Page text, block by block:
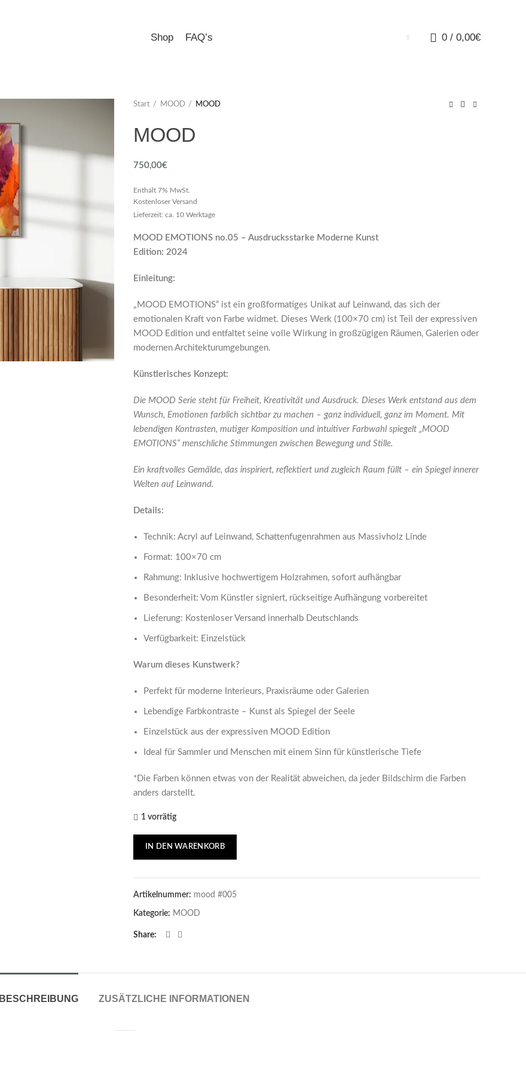
Shop FAQ’s 0 / 0,00€
Start MOOD MOOD
MOOD
750,00€
Enthält 7% MwSt.
Kostenloser Versand
Lieferzeit: ca. 10 Werktage
MOOD EMOTIONS no.05 – Ausdrucksstarke Moderne Kunst
Edition: 2024
Einleitung:
„MOOD EMOTIONS“ ist ein großformatiges Unikat auf Leinwand, das sich der
emotionalen Kraft von Farbe widmet. Dieses Werk (100×70 cm) ist Teil der expressiven
MOOD Edition und entfaltet seine volle Wirkung in großzügigen Räumen, Galerien oder
modernen Architekturumgebungen.
Künstlerisches Konzept:
Die MOOD Serie steht für Freiheit, Kreativität und Ausdruck. Dieses Werk entstand aus dem
Wunsch, Emotionen farblich sichtbar zu machen – ganz individuell, ganz im Moment. Mit
lebendigen Kontrasten, mutiger Komposition und intuitiver Farbwahl spiegelt „MOOD
EMOTIONS“ menschliche Stimmungen zwischen Bewegung und Stille.
Ein kraftvolles Gemälde, das inspiriert, reflektiert und zugleich Raum füllt – ein Spiegel innerer
Welten auf Leinwand.
Details:
Technik: Acryl auf Leinwand, Schattenfugenrahmen aus Massivholz Linde
Format: 100×70 cm
Rahmung: Inklusive hochwertigem Holzrahmen, sofort aufhängbar
Besonderheit: Vom Künstler signiert, rückseitige Aufhängung vorbereitet
Lieferung: Kostenloser Versand innerhalb Deutschlands
Verfügbarkeit: Einzelstück
Warum dieses Kunstwerk?
Perfekt für moderne Interieurs, Praxisräume oder Galerien
Lebendige Farbkontraste – Kunst als Spiegel der Seele
Einzelstück aus der expressiven MOOD Edition
Ideal für Sammler und Menschen mit einem Sinn für künstlerische Tiefe
*Die Farben können etwas von der Realität abweichen, da jeder Bildschirm die Farben
anders darstellt.
1 vorrätig
IN DEN WARENKORB
Artikelnummer: mood #005
Kategorie: MOOD
Share
BESCHREIBUNG ZUSÄTZLICHE INFORMATIONEN